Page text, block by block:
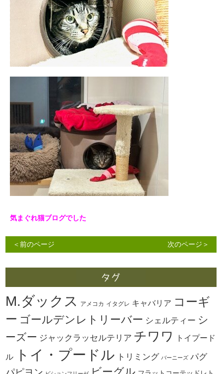
気まぐれ猫ブログでした
＜前のページ 次のページ＞
M.ダックス アメコカ イタグレ キャバリア コーギ
ー ゴールデンレトリーバー シェルティー シ
ーズー ジャックラッセルテリア チワワ トイプード
ル トイ・プードル トリミング バーニーズ パグ